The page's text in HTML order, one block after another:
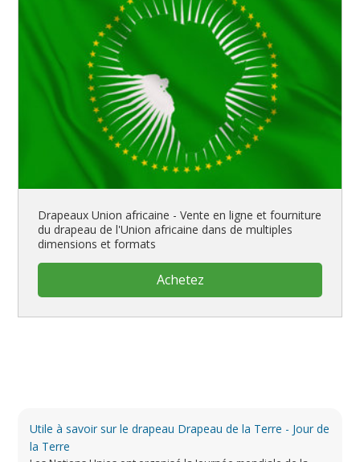
Drapeaux Union africaine - Vente en ligne et fourniture
du drapeau de l'Union africaine dans de multiples
dimensions et formats
Achetez
Utile à savoir sur le drapeau Drapeau de la Terre - Jour de
la Terre